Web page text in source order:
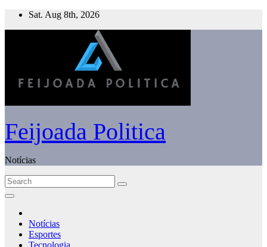
Skip
Sat. Aug 8th, 2026
Feijoada Politica
Notícias
Notícias
Esportes
Tecnologia